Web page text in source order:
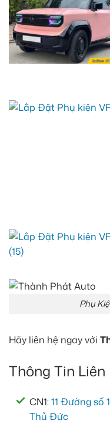
Phụ
Hãy liên hệ ngay với
Thông Tin Liên
CN1:11 Đường số
Thủ Đức